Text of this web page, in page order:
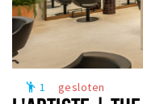
emoji_people 1 gesloten